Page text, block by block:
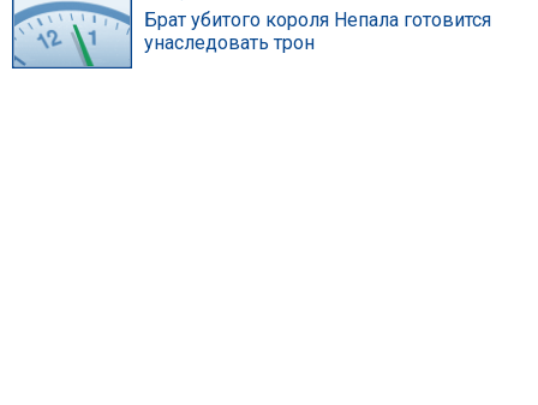
Брат убитого короля Непала готовится
унаследовать трон